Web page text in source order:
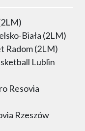
Biała (2LM)
Radom (2LM)
Lublin
Resovia
Rzeszów